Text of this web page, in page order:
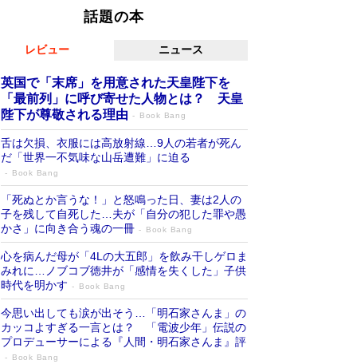
話題の本
レビュー ニュース
英国で「末席」を用意された天皇陛下を
「最前列」に呼び寄せた人物とは？ 天皇
陛下が尊敬される理由
Book Bang
舌は欠損、衣服には高放射線…9人の若者が死ん
だ「世界一不気味な山岳遭難」に迫る
Book Bang
「死ぬとか言うな！」と怒鳴った日、妻は2人の
子を残して自死した…夫が「自分の犯した罪や愚
かさ」に向き合う魂の一冊
Book Bang
心を病んだ母が「4Lの大五郎」を飲み干しゲロま
みれに…ノブコブ徳井が「感情を失くした」子供
時代を明かす
Book Bang
今思い出しても涙が出そう…「明石家さんま」の
カッコよすぎる一言とは？ 「電波少年」伝説の
プロデューサーによる『人間・明石家さんま』評
Book Bang